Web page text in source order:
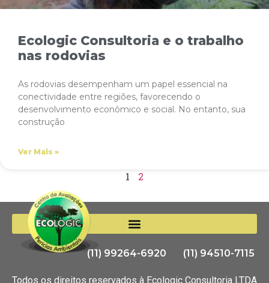
Ecologic Consultoria e o trabalho
nas rodovias
As rodovias desempenham um papel essencial na
conectividade entre regiões, favorecendo o
desenvolvimento econômico e social. No entanto, sua
construção
Ver Mais »
1 2
(11) 99264-6920 (11) 94510-7115
Todos os direitos reservados à Ecologic Consultoria LTDA